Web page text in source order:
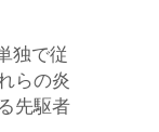
独で従
らの炎
先駆者